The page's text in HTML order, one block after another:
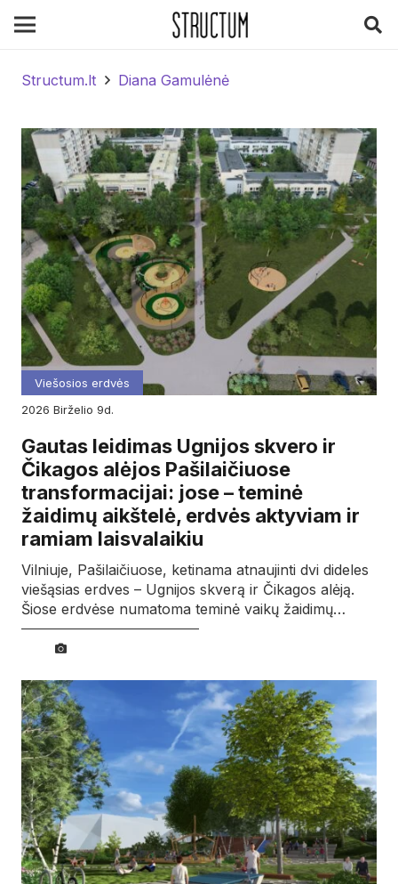
Structum.lt Diana Gamulėnė
Viešosios erdvės
2026
birželio 9d.
Gautas leidimas Ugnijos skvero ir
Čikagos alėjos Pašilaičiuose
transformacijai: jose – teminė
žaidimų aikštelė, erdvės aktyviam ir
ramiam laisvalaikiu
Vilniuje, Pašilaičiuose, ketinama atnaujinti dvi dideles
viešąsias erdves – Ugnijos skverą ir Čikagos alėją.
Šiose erdvėse numatoma teminė vaikų žaidimų…